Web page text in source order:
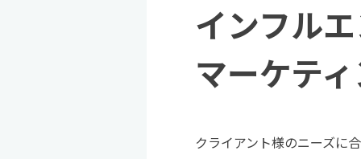
インフル
マーケテ
クライアント様のニーズに